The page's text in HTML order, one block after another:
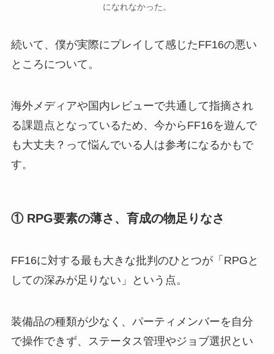
になれなかった。
続いて、僕が実際にプレイして感じたFF16の悪い
ところについて。
海外メディアや国内レビューで共通して指摘され
る課題点となっているため、今からFF16を遊んで
も大丈夫？って悩んでいる人は参考になるかもで
す。
① RPG要素の薄さ、育成の物足りなさ
FF16に対する最も大きな批判のひとつが「RPGと
しての深みが足りない」という点。
装備品の種類が少なく、パーティメンバーを自分
で操作できず、ステータス管理やジョブ選択とい